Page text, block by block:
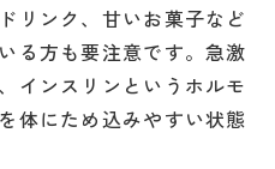
リンク、甘いお菓子など
る方も要注意です。急激
インスリンというホルモ
体にため込みやすい状態